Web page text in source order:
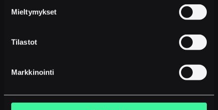
Mieltymykset
Tilastot
Markkinointi
Moontalk Mobile -sovelluksen
puhelimessa?